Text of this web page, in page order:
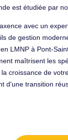
est étudiée par
avec un
de gestion
LMNP à Pont-
maîtrisent les
croissance de
d'une transition